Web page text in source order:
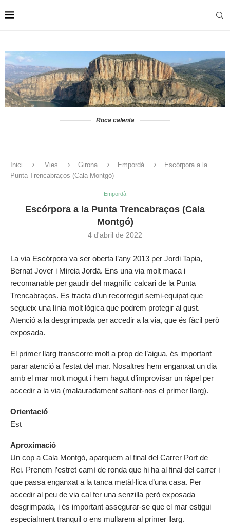
Roca calenta
Inici Vies Girona Empordà
Escórpora a la
Punta Trencabraços (Cala Montgó)
Empordà
Escórpora a la Punta Trencabraços (Cala
Montgó)
4 d'abril de 2022
La via Escórpora va ser oberta l’any 2013 per Jordi Tapia,
Bernat Jover i Mireia Jordà. Ens una via molt maca i
recomanable per gaudir del magnífic calcari de la Punta
Trencabraços. Es tracta d’un recorregut semi-equipat que
segueix una línia molt lògica que podrem protegir al gust.
Atenció a la desgrimpada per accedir a la via, que és fàcil però
exposada.
El primer llarg transcorre molt a prop de l’aigua, és important
parar atenció a l’estat del mar. Nosaltres hem enganxat un dia
amb el mar molt mogut i hem hagut d’improvisar un ràpel per
accedir a la via (malauradament saltant-nos el primer llarg).
Orientació
Est
Aproximació
Un cop a Cala Montgó, aparquem al final del Carrer Port de
Rei. Prenem l’estret camí de ronda que hi ha al final del carrer i
que passa enganxat a la tanca metàl·lica d’una casa. Per
accedir al peu de via cal fer una senzilla però exposada
desgrimpada, i és important assegurar-se que el mar estigui
especialment tranquil o ens mullarem al primer llarg.